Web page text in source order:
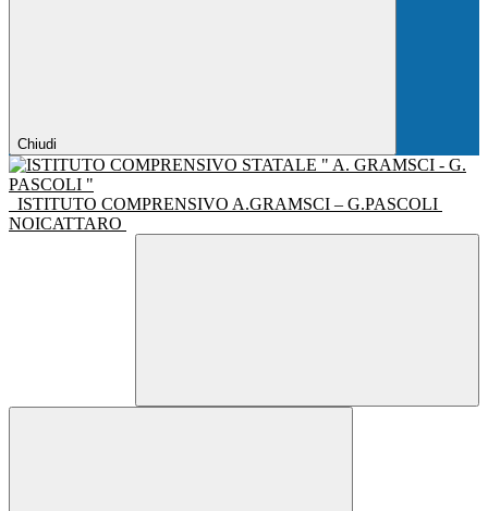
Chiudi
ISTITUTO COMPRENSIVO A.GRAMSCI – G.PASCOLI
NOICATTARO